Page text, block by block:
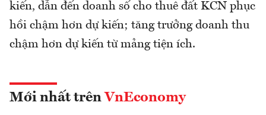
kiến, dẫn đến doanh số cho thuê đất KCN phục
hồi chậm hơn dự kiến; tăng trưởng doanh thu
chậm hơn dự kiến từ mảng tiện ích.
Mới nhất trên VnEconomy